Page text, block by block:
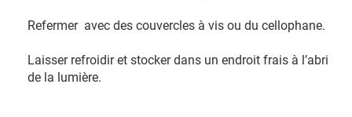
Refermer avec des couvercles à vis ou du cellophane.
Laisser refroidir et stocker dans un endroit frais à l’abri
de la lumière.